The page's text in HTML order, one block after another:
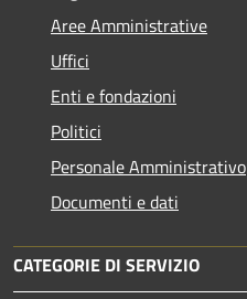
Aree Amministrative
Uffici
Enti e fondazioni
Politici
Personale Amministrativo
Documenti e dati
CATEGORIE DI SERVIZIO